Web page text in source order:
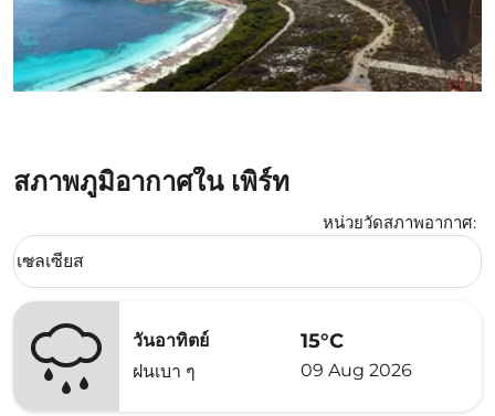
สภาพภูมิอากาศใน เพิร์ท
หน่วยวัดสภาพอากาศ:
Weather unit option เซลเซียส Selected
เซลเซียส
keyboard_arrow_down
วันอาทิตย์
ฝนเบา ๆ
15°C
09 Aug 2026